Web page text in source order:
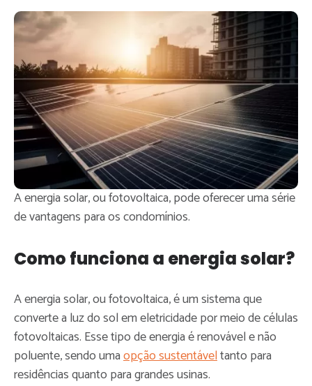
A energia solar, ou fotovoltaica, pode oferecer uma série
de vantagens para os condomínios.
Como funciona a energia solar?
A energia solar, ou fotovoltaica, é um sistema que
converte a luz do sol em eletricidade por meio de células
fotovoltaicas. Esse tipo de energia é renovável e não
poluente, sendo umaopção sustentáveltanto para
residências quanto para grandes usinas.